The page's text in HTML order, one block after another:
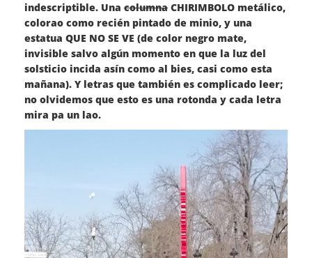
indescriptible. Una columna CHIRIMBOLO metálico,
colorao como recién pintado de minio, y una
estatua QUE NO SE VE (de color negro mate,
invisible salvo algún momento en que la luz del
solsticio incida asín como al bies, casi como esta
mañana). Y letras que también es complicado leer;
no olvidemos que esto es una rotonda y cada letra
mira pa un lao.